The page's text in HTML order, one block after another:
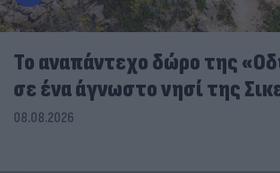
To αναπάντεχο δώρο της
σε ένα άγνωστο νησί της
08.08.2026